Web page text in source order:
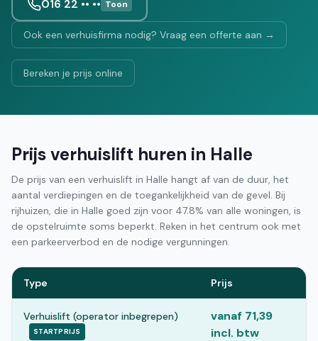
016 22 •• •• Toon
Ook een verhuisfirma nodig? Vraag een offerte aan →
Bereken je prijs online
Prijs verhuislift huren in Halle
De prijs van een verhuislift in Halle hangt af van de duur, het
aantal verdiepingen en de toegankelijkheid van de gevel. Bij
rijhuizen, die in Halle goed zijn voor 47.8% van alle woningen, is
de opstelruimte soms beperkt. Reken in het centrum ook met
een parkeerverbod en de nodige vergunningen.
Type Prijs
Verhuislift (operator inbegrepen)
STARTPRIJS
vanaf 71,39
incl. btw